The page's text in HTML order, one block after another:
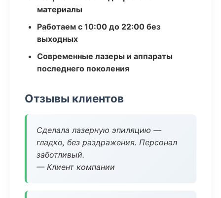
материалы
Работаем с 10:00 до 22:00 без
выходных
Современные лазеры и аппараты
последнего поколения
Отзывы клиентов
Сделала лазерную эпиляцию —
гладко, без раздражения. Персонал
заботливый.
— Клиент компании